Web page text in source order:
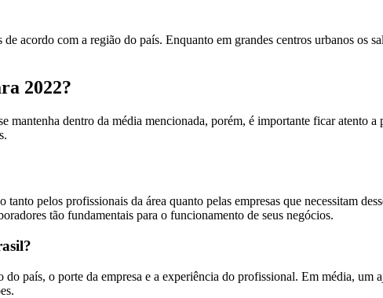
acordo com a região do país. Enquanto em grandes centros urbanos os
2022?
mantenha dentro da média mencionada, porém, é importante ficar atento
pelos profissionais da área quanto pelas empresas que necessitam
tão fundamentais para o funcionamento de seus negócios.
país, o porte da empresa e a experiência do profissional. Em média,